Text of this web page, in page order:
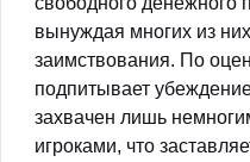
вынуждая многих из
заимствования. По
подпитывает
захвачен лишь
игроками, что